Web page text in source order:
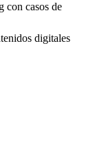
con casos de
digitales